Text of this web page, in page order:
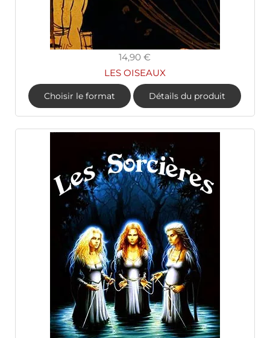
14,90 €
LES OISEAUX
Choisir le format Détails du produit